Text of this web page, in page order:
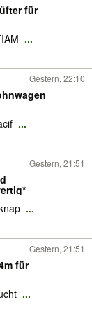
für
...
Gestern, 22:10
...
Gestern, 21:51
...
Gestern, 21:51
für
...